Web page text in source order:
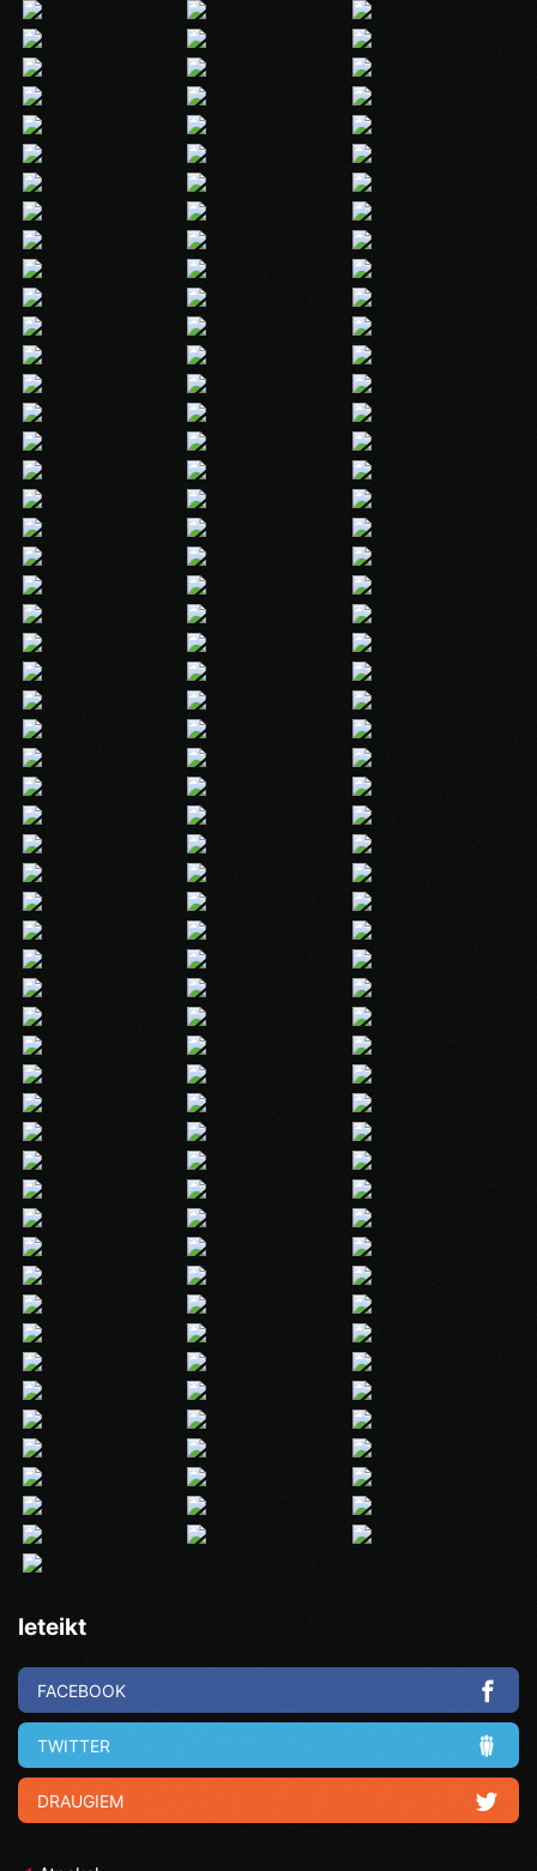
Ieteikt
FACEBOOK
TWITTER
DRAUGIEM